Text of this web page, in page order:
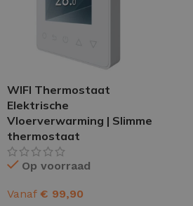
WIFI Thermostaat
Elektrische
Vloerverwarming | Slimme
thermostaat
Op voorraad
Vanaf € 99,90